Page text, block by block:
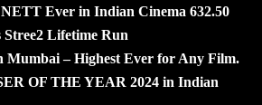
Ever in Indian Cinema 632.50
Stree2 Lifetime Run
Mumbai – Highest Ever for Any Film.
OF THE YEAR 2024 in Indian